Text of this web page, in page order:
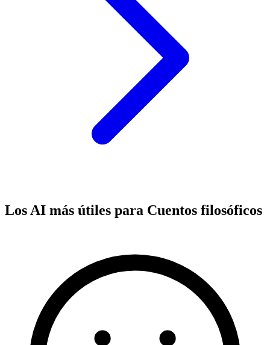
Los AI más útiles para Cuentos filosóficos